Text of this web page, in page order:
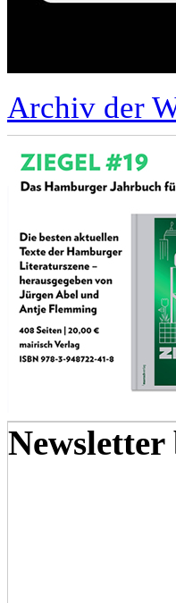
Archiv der
Newsletter